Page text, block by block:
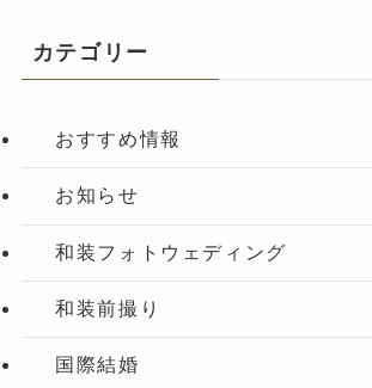
カテゴリー
おすすめ情報
お知らせ
和装フォトウェディング
和装前撮り
国際結婚